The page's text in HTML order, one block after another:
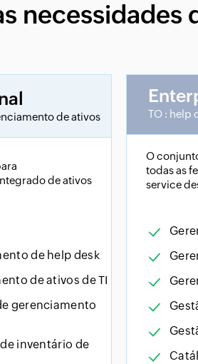
necessidades
de ativos
de ativos
de help desk
de ativos de TI
gerenciamento
inventário de
TO : help
O
todas as
service